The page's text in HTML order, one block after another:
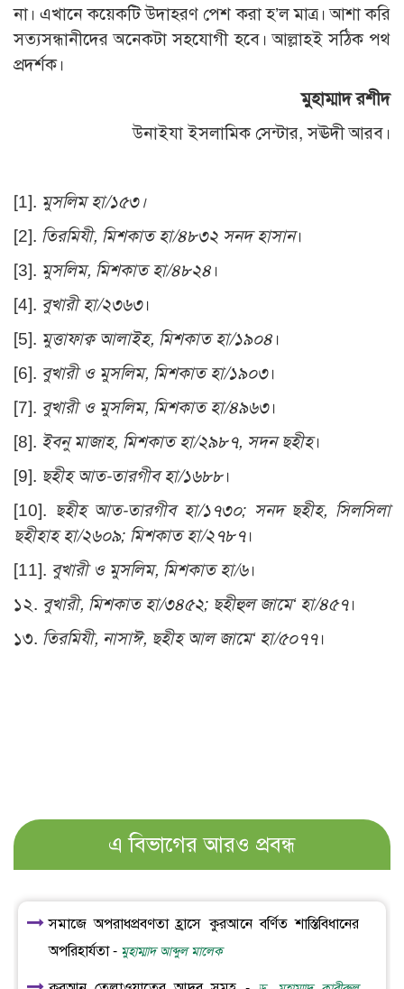
না। এখানে কয়েকটি উদাহরণ পেশ করা হ’ল মাত্র। আশা করি
সত্যসন্ধানীদের অনেকটা সহযোগী হবে। আল্লাহই সঠিক পথ
প্রদর্শক।
মুহাম্মাদ রশীদ
উনাইযা ইসলামিক সেন্টার, সঊদী আরব।
[1]. মুসলিম হা/১৫৩।
[2]. তিরমিযী, মিশকাত হা/৪৮৩২ সনদ হাসান।
[3]. মুসলিম, মিশকাত হা/৪৮২৪ ।
[4]. বুখারী হা/২৩৬৩।
[5]. মুত্তাফাক্ব আলাইহ, মিশকাত হা/১৯০৪ ।
[6]. বুখারী ও মুসলিম, মিশকাত হা/১৯০৩।
[7]. বুখারী ও মুসলিম, মিশকাত হা/৪৯৬৩।
[8]. ইবনু মাজাহ, মিশকাত হা/২৯৮৭, সদন ছহীহ।
[9]. ছহীহ আত-তারগীব হা/১৬৮৮।
[10]. ছহীহ আত-তারগীব হা/১৭৩০; সনদ ছহীহ, সিলসিলা
ছহীহাহ হা/২৬০৯; মিশকাত হা/২৭৮৭।
[11]. বুখারী ও মুসলিম, মিশকাত হা/৬।
১২. বুখারী, মিশকাত হা/৩৪৫২; ছহীহুল জামে‘ হা/৪৫৭।
১৩. তিরমিযী, নাসাঈ, ছহীহ আল জামে‘ হা/৫০৭৭।
এ বিভাগের আরও প্রবন্ধ
সমাজে অপরাধপ্রবণতা হ্রাসে কুরআনে বর্ণিত শাস্তিবিধানের
অপরিহার্যতা - মুহাম্মাদ আব্দুল মালেক